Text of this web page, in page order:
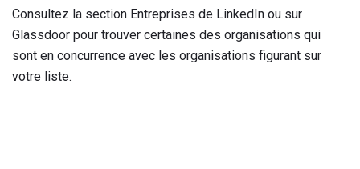
Consultez la section Entreprises de LinkedIn ou sur
Glassdoor pour trouver certaines des organisations qui
sont en concurrence avec les organisations figurant sur
votre liste.